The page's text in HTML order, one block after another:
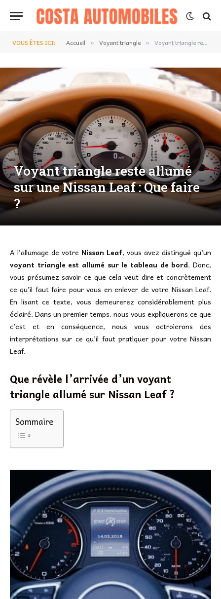
VOUS ÊTES ICI: Accueil » Voyant triangle » Voyant triangle reste allumé sur une Nissan Leaf : Que faire ?
Voyant triangle reste allumé
sur une Nissan Leaf : Que faire
?
A l’allumage de votre Nissan Leaf, vous avez distingué qu’un
voyant triangle est allumé sur le tableau de bord. Donc,
vous présumez savoir ce que cela veut dire et concrètement
ce qu’il faut faire pour vous en enlever de votre Nissan Leaf.
En lisant ce texte, vous demeurerez considérablement plus
éclairé. Dans un premier temps, nous vous expliquerons ce que
c’est et en conséquence, nous vous octroierons des
interprétations sur ce qu’il faut pratiquer pour votre Nissan
Leaf.
Que révèle l’arrivée d’un voyant
triangle allumé sur Nissan Leaf ?
Sommaire